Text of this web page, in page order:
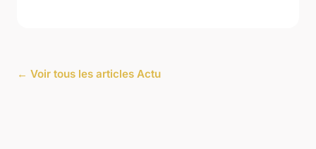
← Voir tous les articles Actu